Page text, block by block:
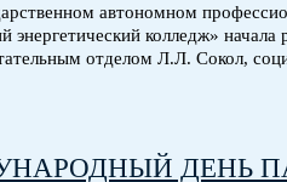
автономном
энергетический колледж»
отделом Л.Л. Сокол,
ДЕНЬ